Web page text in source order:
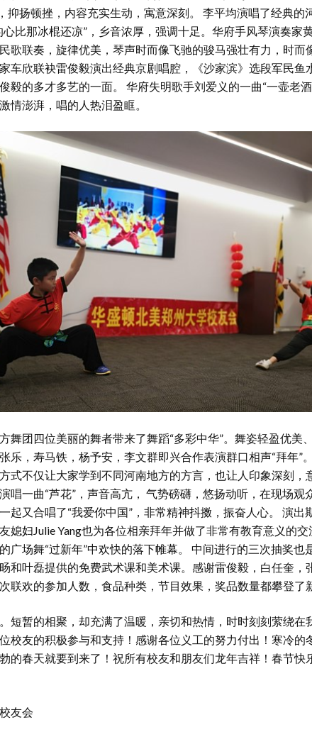
抑扬顿挫，内容充实生动，寓意深刻。 李平均演唱了经典的
心比那冰棍还凉”，乡音浓厚，强调十足。华府手风琴演奏家
歌联奏，旋律优美，琴声时而像飞驰的骏马强壮有力，时而
车欣联袂雷俊毅演出经典京剧唱腔，《沙家滨》选段军民鱼
毅的多才多艺的一面。 华府失明歌手刘爱义的一曲“一壶老
情澎湃，唱的人热泪盈眶。
舞团四位美丽的舞者带来了舞蹈“多彩中华”。舞姿轻盈优美
乐，寿马铁，杨予安，李文群即兴合作表演群口相声“拜年”
式不仅让大家学到不同河南地方的方言，也让人印象深刻，
唱一曲“芦花”，声音高亢， 气势磅礴，悠扬动听，在现场观
起又合唱了“我爱你中国”，非常精神抖擞，振奋人心。 演出
媳妇Julie Yang也为各位相亲拜年并做了非常有教育意义的
广场舞“过新年”中欢快的落下帷幕。 中间进行的三次抽奖也
和叶磊提供的免费武术课和美术课。感谢雷俊毅，白任奎，
联欢的参加人数，食品种类，节目效果，奖品数量都攀登了
短暂的相聚，却充满了温暖，亲切和热情，时时刻刻萦绕在
校友的积极参与和支持！感谢各位义工的努力付出！寒冷的
的春天就要到来了！祝所有校友和朋友们龙年吉祥！春节快
友会